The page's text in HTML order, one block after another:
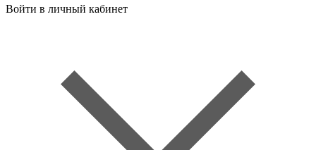
Войти в личный кабинет